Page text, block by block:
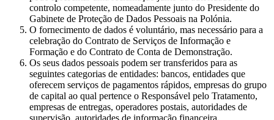
controlo competente, nomeadamente junto do Presidente do
Gabinete de Proteção de Dados Pessoais na Polónia.
O fornecimento de dados é voluntário, mas necessário para a
celebração do Contrato de Serviços de Informação e
Formação e do Contrato de Conta de Demonstração.
Os seus dados pessoais podem ser transferidos para as
seguintes categorias de entidades: bancos, entidades que
oferecem serviços de pagamentos rápidos, empresas do grupo
de capital ao qual pertence o Responsável pelo Tratamento,
empresas de entregas, operadores postais, autoridades de
supervisão, autoridades de informação financeira,